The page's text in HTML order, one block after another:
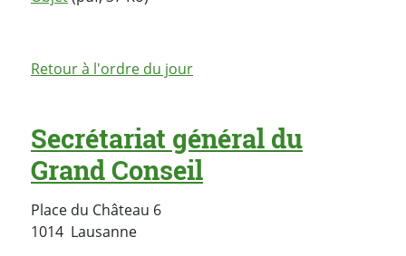
Retour à l'ordre du jour
Secrétariat général du
Grand Conseil
Place du Château 6
1014 LausanneSuisse